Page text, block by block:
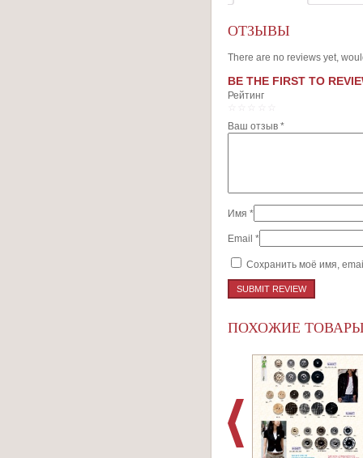
ОТЗЫВЫ
There are no reviews yet,
BE THE FIRST TO
Рейтинг
Ваш отзыв *
Имя *
Email *
Сохранить моё имя,
ПОХОЖИЕ